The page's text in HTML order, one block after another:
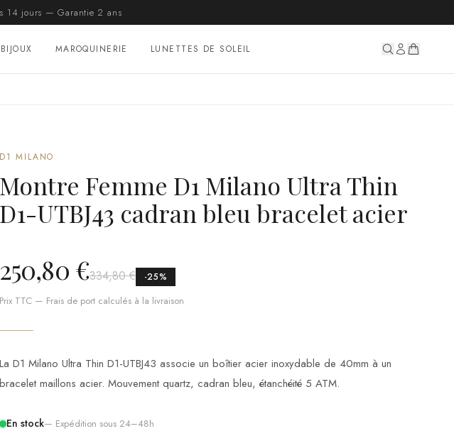
14 jours — Garantie 2 ans
BIJOUX MAROQUINERIE LUNETTES DE SOLEIL
D1 MILANO
Montre Femme D1 Milano Ultra Thin
D1-UTBJ43 cadran bleu bracelet acier
250,80 €334,80 € -25%
Prix TTC — Frais de port calculés à la livraison
La D1 Milano Ultra Thin D1-UTBJ43 associe un boîtier acier inoxydable de 40mm à un
bracelet maillons acier. Mouvement quartz, cadran bleu, étanchéité 5 ATM.
En stock— Expédition sous 24–48h